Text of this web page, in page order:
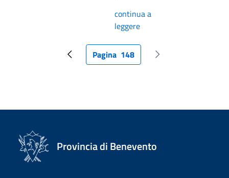
continua a
leggere
Pagina precedentePagina attuale
Pagina 148 Pagina successiva
Provincia di Benevento